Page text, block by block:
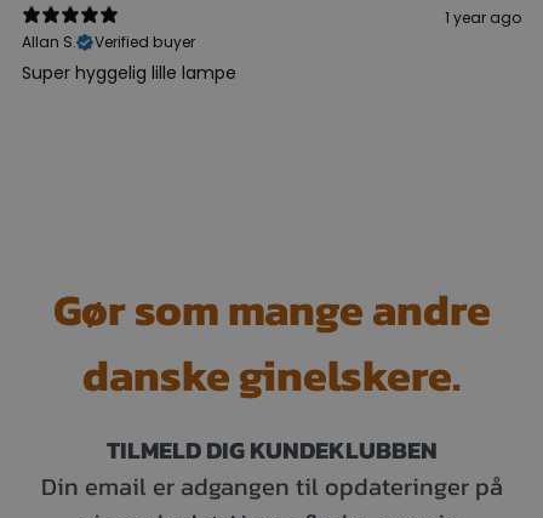
1 year ago
Allan S.
Verified buyer
Super hyggelig lille lampe
Gør som mange andre
danske ginelskere.
TILMELD DIG KUNDEKLUBBEN
Din email er adgangen til opdateringer på